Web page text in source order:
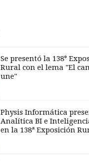
Se presentó la 138°
Rural con el lema "El
une"
Physis Informática
Analítica BI e
en la 138ª Exposición